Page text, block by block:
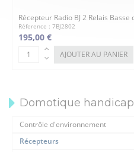
Récepteur Radio BJ 2 Relais
Réference : 7BJ2802
195,00 €
AJOUTER AU PANIER
Domotique handicap
Contrôle d'environnement
Récepteurs